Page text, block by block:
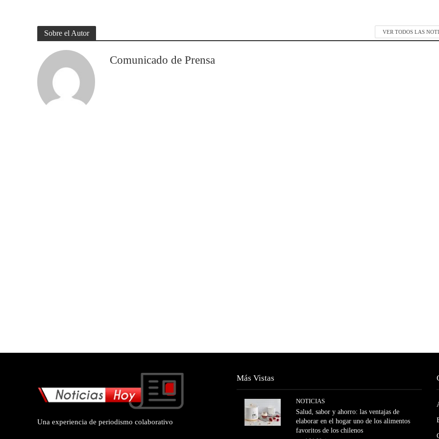
Sobre el Autor VER TODOS LAS
Comunicado de Prensa
Una experiencia de periodismo colaborativo
Más Vistas
NOTICIAS
Salud, sabor y ahorro: las ventajas de
elaborar en el hogar uno de los alimentos
favoritos de los chilenos